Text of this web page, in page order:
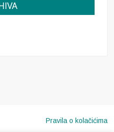
Pravila o kolačićima